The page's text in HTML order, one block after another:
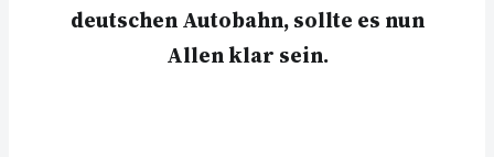
deutschen Autobahn, sollte es nun
Allen klar sein.